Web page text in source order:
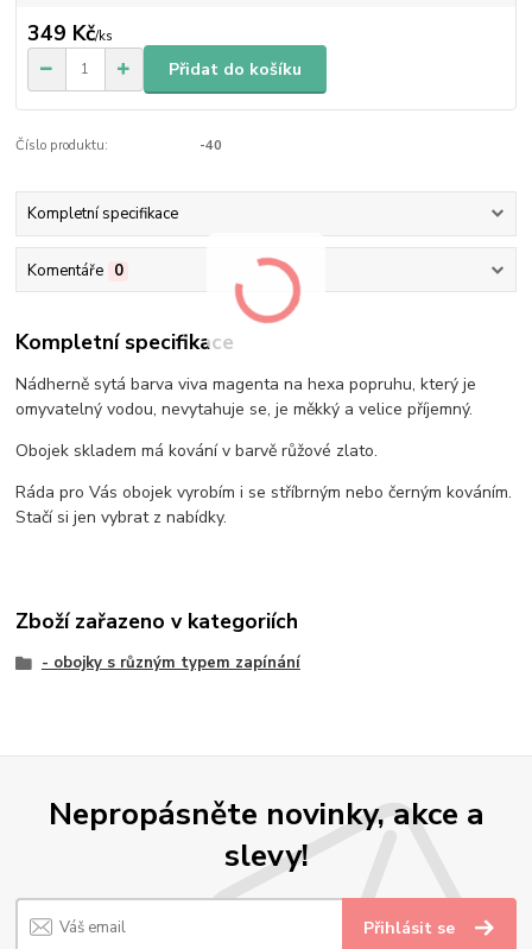
349 Kč/ks
Přidat do košíku
Číslo produktu: -40
Kompletní specifikace
Komentáře 0
Kompletní specifikace
Nádherně sytá barva viva magenta na hexa popruhu, který je
omyvatelný vodou, nevytahuje se, je měkký a velice příjemný.
Obojek skladem má kování v barvě růžové zlato.
Ráda pro Vás obojek vyrobím i se stříbrným nebo černým kováním.
Stačí si jen vybrat z nabídky.
Zboží zařazeno v kategoriích
- obojky s různým typem zapínání
Nepropásněte novinky, akce a
slevy!
Přihlásit se